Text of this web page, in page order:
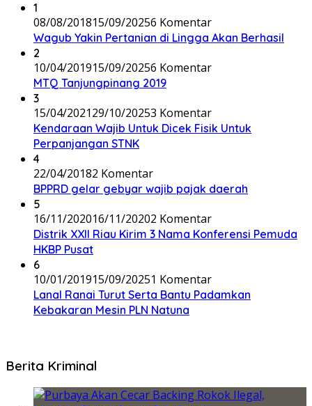
1
08/08/201815/09/20256 Komentar
Wagub Yakin Pertanian di Lingga Akan Berhasil
2
10/04/201915/09/20256 Komentar
MTQ Tanjungpinang 2019
3
15/04/202129/10/20253 Komentar
Kendaraan Wajib Untuk Dicek Fisik Untuk
Perpanjangan STNK
4
22/04/20182 Komentar
BPPRD gelar gebyar wajib pajak daerah
5
16/11/202016/11/20202 Komentar
Distrik XXII Riau Kirim 3 Nama Konferensi Pemuda
HKBP Pusat
6
10/01/201915/09/20251 Komentar
Lanal Ranai Turut Serta Bantu Padamkan
Kebakaran Mesin PLN Natuna
Berita Kriminal